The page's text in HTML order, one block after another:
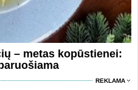
– metas kopūstienei:
REKLAMA